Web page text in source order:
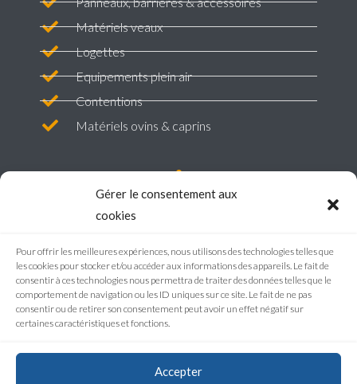
Gérer le consentement aux
cookies
Pour offrir les meilleures expériences, nous utilisons des technologies telles que
les cookies pour stocker et/ou accéder aux informations des appareils. Le fait de
consentir à ces technologies nous permettra de traiter des données telles que le
comportement de navigation ou les ID uniques sur ce site. Le fait de ne pas
consentir ou de retirer son consentement peut avoir un effet négatif sur
certaines caractéristiques et fonctions.
Accepter
Matériels veaux
Logettes
Equipements plein air
Contentions
Matériels ovins & caprins
LIENS
Plan de site
Mentions légales
Politique de confidentialité
RÉALISATION